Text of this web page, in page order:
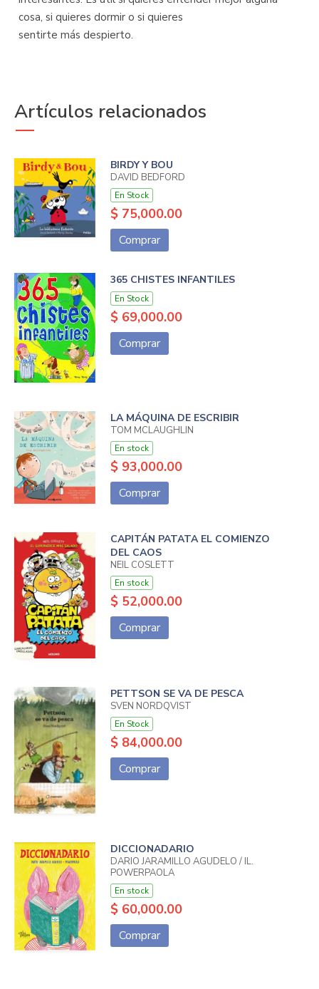
cosa, si quieres dormir o si quieres
sentirte más despierto.
Artículos relacionados
BIRDY Y BOU
DAVID BEDFORD
En Stock
$ 75,000.00
Comprar
365 CHISTES INFANTILES
En Stock
$ 69,000.00
Comprar
LA MÁQUINA DE ESCRIBIR
TOM MCLAUGHLIN
En stock
$ 93,000.00
Comprar
CAPITÁN PATATA EL COMIENZO
DEL CAOS
NEIL COSLETT
En stock
$ 52,000.00
Comprar
PETTSON SE VA DE PESCA
SVEN NORDQVIST
En Stock
$ 84,000.00
Comprar
DICCIONADARIO
DARIO JARAMILLO AGUDELO / IL.
POWERPAOLA
En stock
$ 60,000.00
Comprar